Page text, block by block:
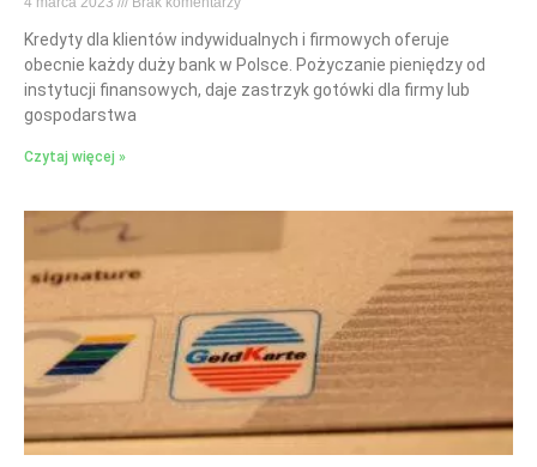
Kredyty dla klientów indywidualnych i firmowych oferuje
obecnie każdy duży bank w Polsce. Pożyczanie pieniędzy od
instytucji finansowych, daje zastrzyk gotówki dla firmy lub
gospodarstwa
Czytaj więcej »